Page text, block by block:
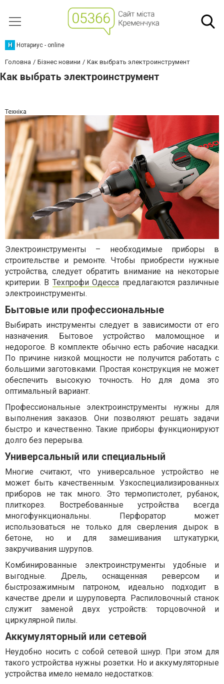
Н Нотариус - online
Головна Бізнес новини Как выбрать электроинструмент
Как выбрать электроинструмент
Техніка
Электроинструменты – необходимые приборы в
строительстве и ремонте. Чтобы приобрести нужные
устройства, следует обратить внимание на некоторые
критерии. В Техпрофи Одесса предлагаются различные
электроинструменты.
Бытовые или профессиональные
Выбирать инструменты следует в зависимости от его
назначения. Бытовое устройство маломощное и
недорогое. В комплекте обычно есть рабочие насадки.
По причине низкой мощности не получится работать с
большими заготовками. Простая конструкция не может
обеспечить высокую точность. Но для дома это
оптимальный вариант.
Профессиональные электроинструменты нужны для
выполнения заказов. Они позволяют решать задачи
быстро и качественно. Такие приборы функционируют
долго без перерыва.
Универсальный или специальный
Многие считают, что универсальное устройство не
может быть качественным. Узкоспециализированных
приборов не так много. Это термопистолет, рубанок,
плиткорез. Востребованные устройства всегда
многофункциональны. Перфоратор может
использоваться не только для сверления дырок в
бетоне, но и для замешивания штукатурки,
закручивания шурупов.
Комбинированные электроинструменты удобные и
выгодные. Дрель, оснащенная реверсом и
быстрозажимным патроном, идеально подходит в
качестве дрели и шуруповерта. Распиловочный станок
служит заменой двух устройств: торцовочной и
циркулярной пилы.
Аккумуляторный или сетевой
Неудобно носить с собой сетевой шнур. При этом для
такого устройства нужны розетки. Но и аккумуляторные
устройства имело немало недостатков: